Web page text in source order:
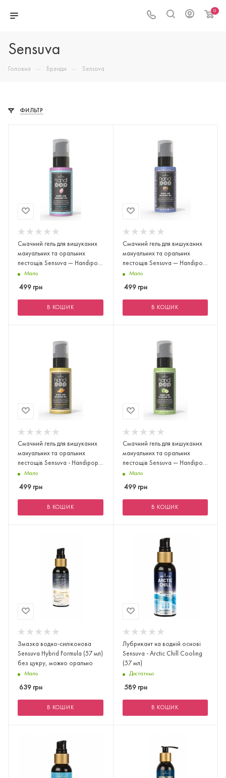
0
Sensuva
Головна — Бренди — Sensuva
ФИЛЬТР
Смачний гель для вишуканих
мануальних та оральних
пестощів Sensuva — Handipop
Cotton
Мало
499 грн
В КОШИК
Смачний гель для вишуканих
мануальних та оральних
пестощів Sensuva — Handipop
Blueber
Мало
499грн
В КОШИК
Смачний гель для вишуканих
мануальних та оральних
пестощів Sensuva - Handipop
Mango S
Мало
499 грн
В КОШИК
Смачний гель для вишуканих
мануальних та оральних
пестощів Sensuva — Handipop
Green A
Мало
499грн
В КОШИК
Змазка водно-силіконова
Sensuva Hybrid Formula (57 мл)
без цукру, можно орально
Мало
639 грн
В КОШИК
Лубрикант на водній основі
Sensuva - Arctic Chill Cooling
(57 мл)
Достатньо
589грн
В КОШИК